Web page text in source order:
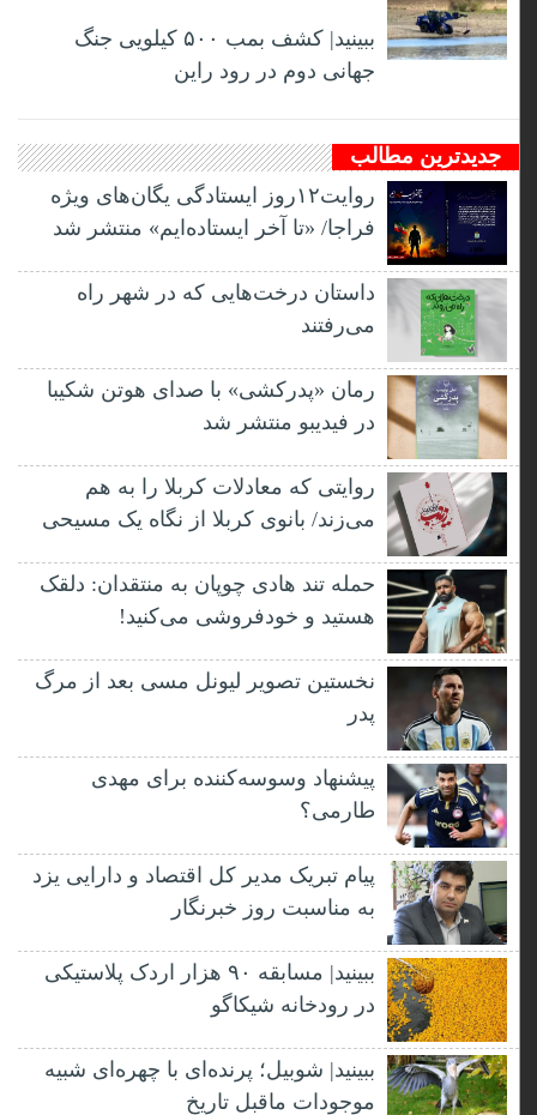
ببینید| کشف بمب ۵۰۰ کیلویی جنگ
جهانی دوم در رود راین
جدیدترین مطالب
روایت۱۲روز ایستادگی یگان‌های ویژه
فراجا/ «تا آخر ایستاده‌ایم» منتشر شد
داستان درخت‌هایی که در شهر راه
می‌رفتند
رمان «پدرکشی» با صدای هوتن شکیبا
در فیدیبو منتشر شد
روایتی که معادلات کربلا را به هم
می‌زند/ بانوی کربلا از نگاه یک مسیحی
حمله تند هادی چوپان به منتقدان: دلقک
هستید و خودفروشی می‌کنید!
نخستین تصویر لیونل مسی بعد از مرگ
پدر
پیشنهاد وسوسه‌کننده برای مهدی
طارمی؟
پیام تبریک مدیر کل اقتصاد و دارایی یزد
به مناسبت روز خبرنگار
ببینید| مسابقه ۹۰ هزار اردک پلاستیکی
در رودخانه شیکاگو
ببینید| شوبیل؛ پرنده‌ای با چهره‌ای شبیه
موجودات ماقبل تاریخ